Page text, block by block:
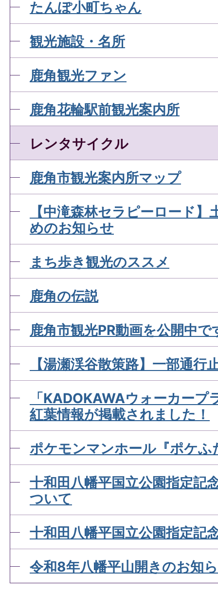
たんぽ小町ちゃん
観光施設・名所
鹿角観光ファン
鹿角花輪駅前観光案内所
レンタサイクル
鹿角市観光案内所マップ
【中滝森林セラピーロード
めのお知らせ
まち歩き観光のススメ
鹿角の伝説
鹿角市観光PR動画を公開中で
【湯瀬渓谷散策路】一部通行
「KADOKAWAウォーカープ
紅葉情報が掲載されました！
ポケモンマンホール『ポケふ
十和田八幡平国立公園指定記
ついて
十和田八幡平国立公園指定記
令和8年八幡平山開きのお知